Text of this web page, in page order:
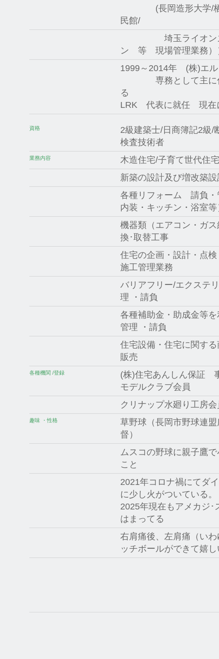
(長岡造形大学/栖吉
民館/
埼玉ライオンズマ
ン 等 現場管理業務）
1999～2014年 (株)エ
専務として主に住
る 2015年1
LRK 代表に就任 現
資格
2級建築士/日商簿記2級/
検査技術者
業務内容
木造住宅/子育て世代住
新築の設計及び増改築
各種リフォーム 請負・
内装・キッチン・浴室等
機器類（エアコン・ガ
換･取替工事
住宅の企画・設計・点
施工管理業務
バリアフリー/エクステ
理 ・請負
各種補助金・助成金等
管理 ・請負
住宅設備・住宅に関す
販売
各種機関 /登録
(株)住宅あんしん保証
モデルクラブ会員
クリナップ水廻り工房会
趣味 ・性格
草野球（長岡市野球
督）
ムスコの野球に親子鷹
こと
2021年コロナ禍にてダ
に少し火がついている。
2025年現在もアメカジ･
はまってる
右肩痛後、左肩痛（い
ッチボールができて嬉し